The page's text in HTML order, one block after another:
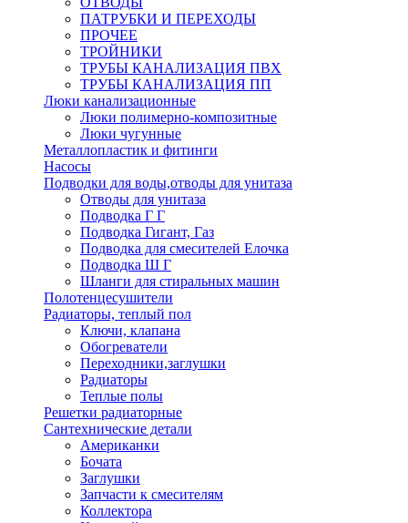
ПАТРУБКИ И ПЕРЕХОДЫ
ПРОЧЕЕ
ТРОЙНИКИ
ТРУБЫ КАНАЛИЗАЦИЯ ПВХ
ТРУБЫ КАНАЛИЗАЦИЯ ПП
Люки канализационные
Люки полимерно-композитные
Люки чугунные
Металлопластик и фитинги
Насосы
Подводки для воды,отводы для унитаза
Отводы для унитаза
Подводка Г Г
Подводка Гигант, Газ
Подводка для смесителей Елочка
Подводка Ш Г
Шланги для стиральных машин
Полотенцесушители
Радиаторы, теплый пол
Ключи, клапана
Обогреватели
Переходники,заглушки
Радиаторы
Теплые полы
Решетки радиаторные
Сантехнические детали
Американки
Бочата
Заглушки
Запчасти к смесителям
Коллектора